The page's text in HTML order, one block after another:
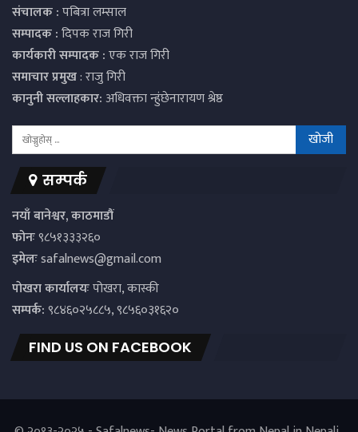
संचालक :पबित्रा लम्साल
सम्पादक :दिपक राज गिरी
कार्यकारी सम्पादक :एक राज गिरी
समाचार प्रमुख: राजु गिरी
कानुनी सल्लाहकार:अधिवक्ता न्हुंछेनारायण श्रेष्ठ
सम्पर्क
नयाँ बानेश्वर, काठमाडौं
फोनः९८५१३३३२६०
इमेलःsafalnews@gmail.com
पाेखरा कार्यालयःपोखरा, कास्की
सम्पर्क:९८४६०२५८८५, ९८५६०३१६२०
FIND US ON FACEBOOK